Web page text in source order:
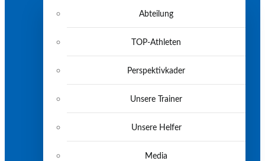
Abteilung
TOP-Athleten
Perspektivkader
Unsere Trainer
Unsere Helfer
Media